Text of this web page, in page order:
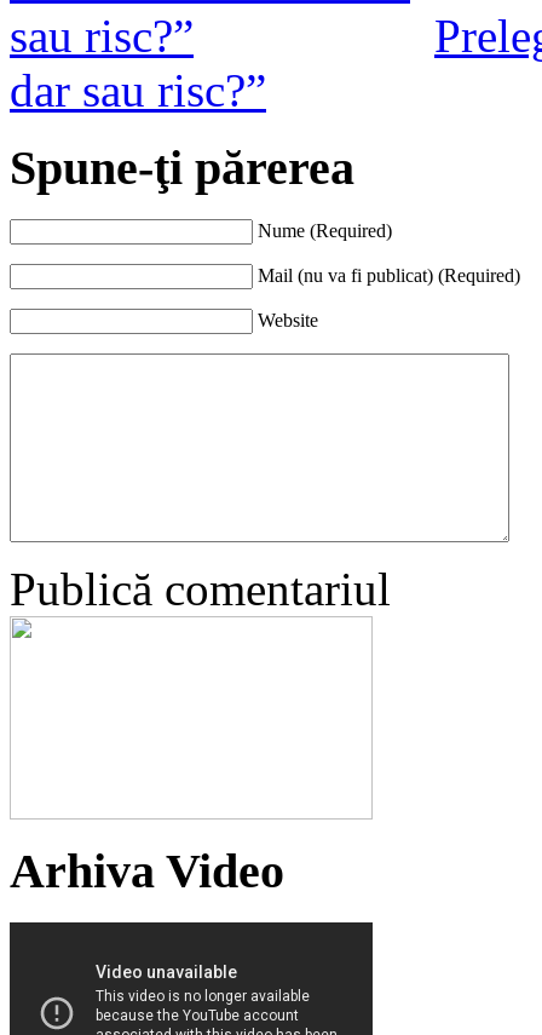
dar sau risc?”
Spune-ţi părerea
Nume (Required)
Mail (nu va fi publicat) (Required)
Website
Publică comentariul
Arhiva Video